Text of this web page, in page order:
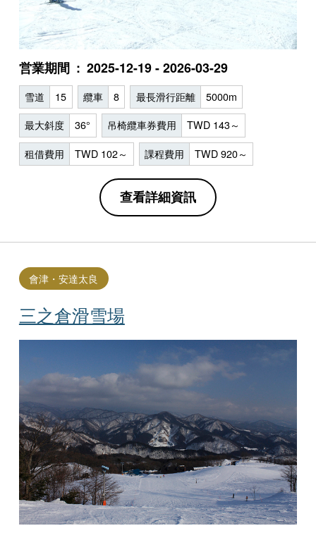
営業期間 2025-12-19 - 2026-03-29
雪道 15 纜車 8 最長滑行距離 5000m
最大斜度 36° 吊椅纜車券費用 TWD 143～
租借費用 TWD 102～ 課程費用 TWD 920～
查看詳細資訊
三之倉滑雪場
會津・安達太良